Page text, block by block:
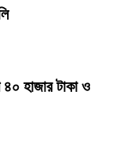
হাজার টাকা ও